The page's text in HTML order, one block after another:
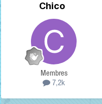
Chico
Membres
7,2k